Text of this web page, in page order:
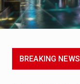
BREAKING NEWS